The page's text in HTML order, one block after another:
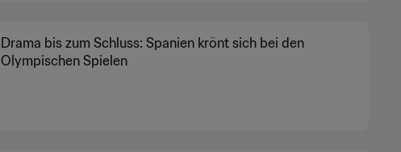
Drama bis zum Schluss: Spanien krönt sich bei den
Olympischen Spielen